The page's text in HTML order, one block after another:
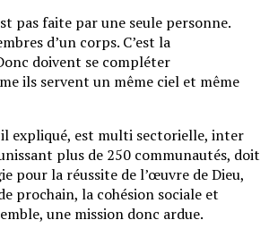
pas faite par une seule personne.
d’un corps. C’est la
doivent se compléter
ils servent un même ciel et même
expliqué, est multi sectorielle, inter
plus de 250 communautés, doit
pour la réussite de l’œuvre de Dieu,
prochain, la cohésion sociale et
une mission donc ardue.